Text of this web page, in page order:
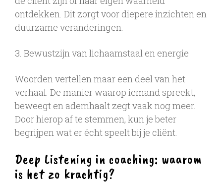
ontdekken. Dit zorgt voor diepere inzichten en
duurzame veranderingen.
3. Bewustzijn van lichaamstaal en energie
Woorden vertellen maar een deel van het
verhaal. De manier waarop iemand spreekt,
beweegt en ademhaalt zegt vaak nog meer.
Door hierop af te stemmen, kun je beter
begrijpen wat er écht speelt bij je cliënt.
Deep Listening in coaching: waarom
is het zo krachtig?